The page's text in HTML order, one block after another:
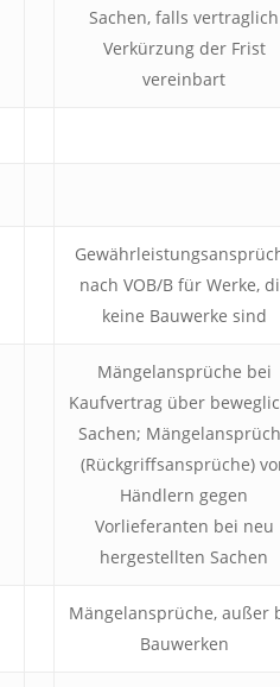
Sachen, falls vertraglich
Verkürzung der Frist
vereinbart
nach VOB/B für Werke,
keine Bauwerke sind
Mängelansprüche bei
Kaufvertrag über
Sachen;
(Rückgriffsansprüche)
Händlern gegen
Vorlieferanten bei neu
hergestellten Sachen
Mängelansprüche, außer
Bauwerken